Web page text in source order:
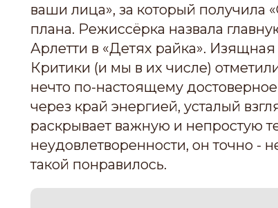
ваши лица», за который получила
плана. Режиссёрка назвала
Арлетти в «Детях райка».
Критики (и мы в их числе)
нечто по-настоящему
через край энергией, усталый
раскрывает важную и непростую
неудовлетворенности, он точно -
такой понравилось.